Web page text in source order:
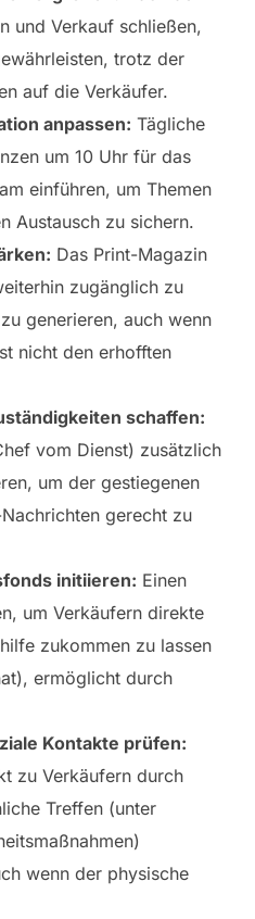
und Verkauf schließen,
trotz der
auf die Verkäufer.
anpassen: Tägliche
um 10 Uhr für das
einführen, um Themen
Austausch zu sichern.
Das Print-Magazin
zugänglich zu
generieren, auch wenn
nicht den erhofften
schaffen:
vom Dienst) zusätzlich
um der gestiegenen
gerecht zu
initiieren: Einen
um Verkäufern direkte
zukommen zu lassen
ermöglicht durch
Kontakte prüfen:
zu Verkäufern durch
Treffen (unter
wenn der physische